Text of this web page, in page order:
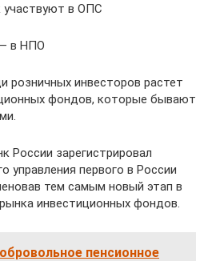
участвуют в ОПС
в НПО
розничных инвесторов растет
фондов, которые бывают
России зарегистрировал
управления первого в России
тем самым новый этап в
инвестиционных фондов.
пенсионное